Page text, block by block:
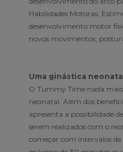
Habilidades Motoras:
desenvolvimento motor
novos movimentos,
Uma ginástica neonatal
O Tummy Time nada
neonatal. Além dos
apresenta a possibilidade
serem realizados com o
começar com intervalos